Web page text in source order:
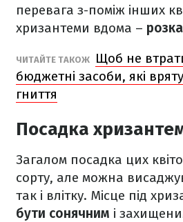
перевага з-поміж інших
хризантеми вдома –
ЧИТАЙТЕ ТАКОЖ
Щоб не
бюджетні засоби, які
гниття
Посадка
Загалом посадка цих
сорту, але можна
так і влітку. Місце під
бути сонячним і